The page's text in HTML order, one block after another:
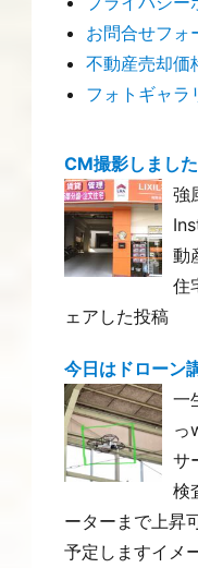
お問合せフォ
不動産売却価
フォトギャラ
CM撮影しまし
強
動
住
ェアした投稿
今日はドローン
一
っ
サ
検
ーターまで上昇
予定しますイメ